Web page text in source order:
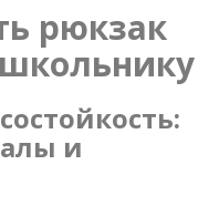
рюкзак
и